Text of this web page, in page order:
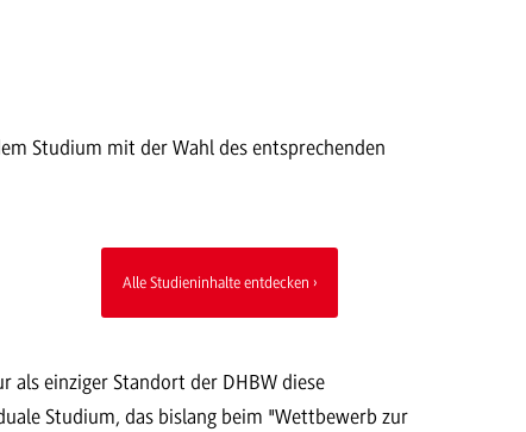
Studium mit der Wahl des entsprechenden
Alle Studieninhalte entdecken
als einziger Standort der DHBW diese
Studium, das bislang beim "Wettbewerb zur